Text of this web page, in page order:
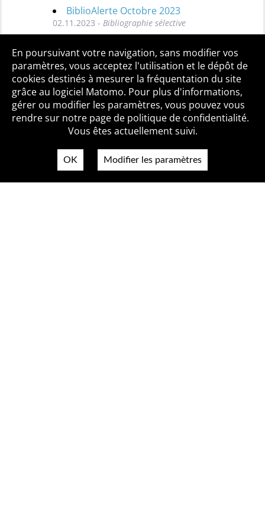
BiblioAlerte Octobre 2023
02.11.2023 - Bibliographie sélective
Toutes les BiblioAlertes
Qui sommes-nous ? Mentions légales
Accessibilité
Politique de confidentialité
Contact
En poursuivant votre navigation, sans modifier vos
paramètres, vous acceptez l'utilisation et le dépôt de
cookies destinés à mesurer la fréquentation du site
grâce au logiciel Matomo. Pour plus d'informations,
gérer ou modifier les paramètres, vous pouvez vous
rendre sur notre page de politique de confidentialité.
Vous êtes actuellement suivi.
OK Modifier les paramètres